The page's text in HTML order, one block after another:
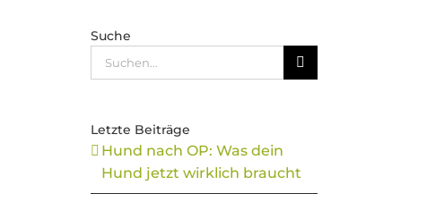
Suche
Suche
nach:
Letzte Beiträge
Hund nach OP: Was dein
Hund jetzt wirklich braucht